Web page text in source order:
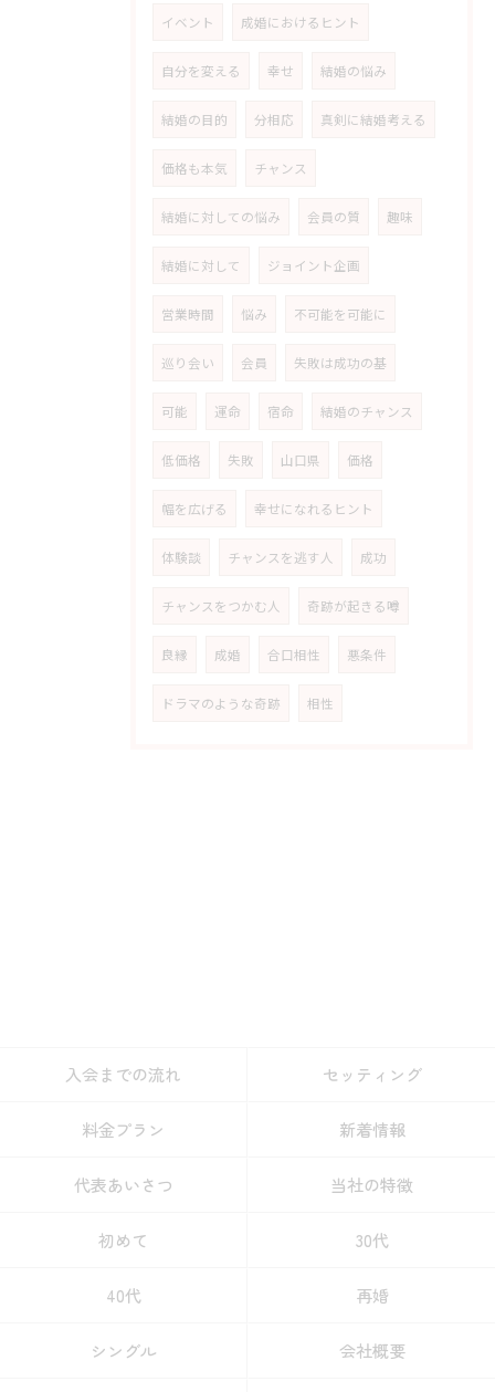
イベント 成婚におけるヒント
自分を変える 幸せ 結婚の悩み
結婚の目的 分相応 真剣に結婚考える
価格も本気 チャンス
結婚に対しての悩み 会員の質 趣味
結婚に対して ジョイント企画
営業時間 悩み 不可能を可能に
巡り会い 会員 失敗は成功の基
可能 運命 宿命 結婚のチャンス
低価格 失敗 山口県 価格
幅を広げる 幸せになれるヒント
体験談 チャンスを逃す人 成功
チャンスをつかむ人 奇跡が起きる噂
良縁 成婚 合口相性 悪条件
ドラマのような奇跡 相性
入会までの流れ セッティング
料金プラン 新着情報
代表あいさつ 当社の特徴
初めて 30代
40代 再婚
シングル 会社概要